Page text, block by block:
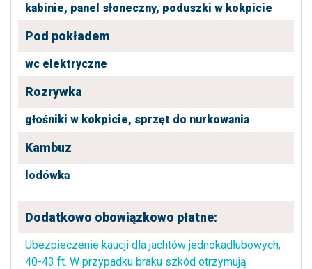
kabinie, panel słoneczny, poduszki w kokpicie
Pod pokładem
wc elektryczne
Rozrywka
głośniki w kokpicie, sprzęt do nurkowania
Kambuz
lodówka
Dodatkowo obowiązkowo płatne:
Ubezpieczenie kaucji dla jachtów jednokadłubowych,
40-43 ft. W przypadku braku szkód otrzymują